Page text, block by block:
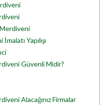
Yapılışı
Güvenli Midir?
Alacağınız Firmalar